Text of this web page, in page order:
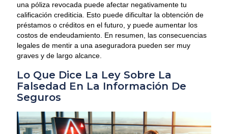
una póliza revocada puede afectar negativamente tu
calificación crediticia. Esto puede dificultar la obtención de
préstamos o créditos en el futuro, y puede aumentar los
costos de endeudamiento. En resumen, las consecuencias
legales de mentir a una aseguradora pueden ser muy
graves y de largo alcance.
Lo Que Dice La Ley Sobre La
Falsedad En La Información De
Seguros